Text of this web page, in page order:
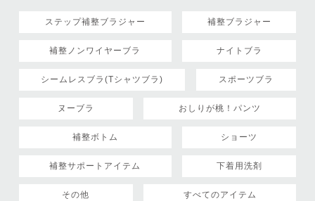
ステップ補整ブラジャー 補整ブラジャー
補整ノンワイヤーブラ ナイトブラ
シームレスブラ(Tシャツブラ) スポーツブラ
ヌーブラ おしりが桃！パンツ
補整ボトム ショーツ
補整サポートアイテム 下着用洗剤
その他 すべてのアイテム